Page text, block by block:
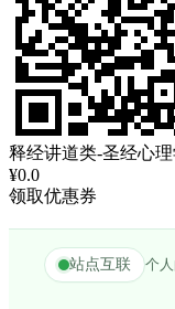
释经讲道类-圣经心
¥0.0
领取优惠券
站点互联 个